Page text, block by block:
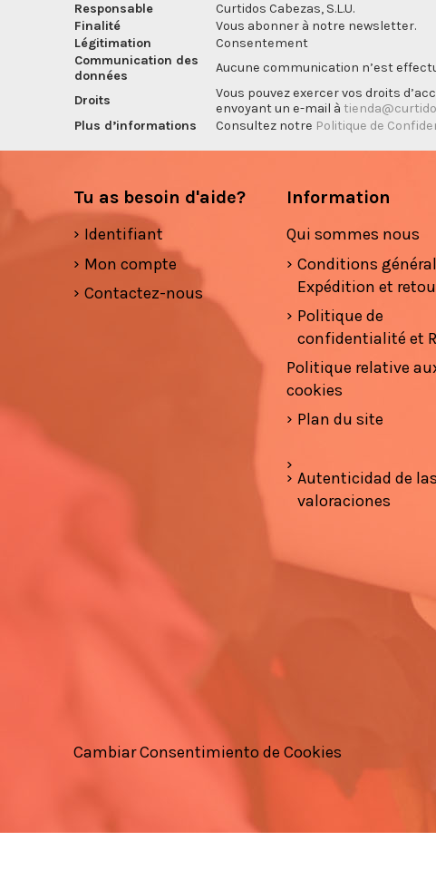
Responsable
Curtidos Cabezas, S.L.U.
Finalité
Vous abonner à notre newsletter.
Légitimation
Consentement
Communication des
données
Aucune communication n’est
Droits
Vous pouvez exercer vos droits
envoyant un e-mail à
Plus d’informations
Consultez notre Politique de
Tu as besoin d'aide?
Identifiant
Mon compte
Contactez-nous
Information
Qui sommes nous
Conditions
Expédition et
Politique de
confidentialité et
Politique relative
cookies
Plan du site
Autenticidad de las
valoraciones
Cambiar Consentimiento de Cookies